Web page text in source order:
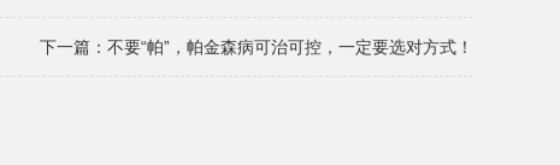
下一篇： 不要“帕”，帕金森病可治可控，一定要选对方式！